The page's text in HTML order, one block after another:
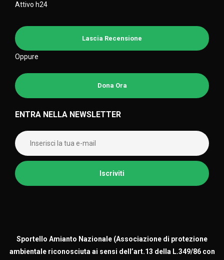
Attivo h24
Lascia Recensione
Oppure
Dona Ora
ENTRA NELLA NEWSLETTER
Sportello Amianto Nazionale (Associazione di protezione
ambientale riconosciuta ai sensi dell’art.13 della L.349/86 con